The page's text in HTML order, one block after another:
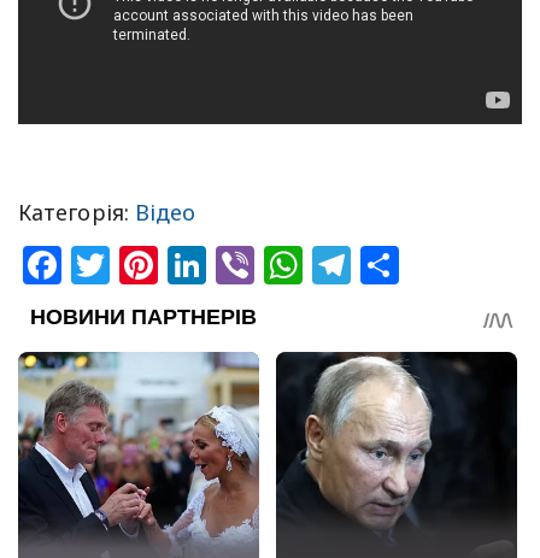
Категорія: Відео
Facebook
Twitter
Pinterest
LinkedIn
ViberWhatsApp
Telegram